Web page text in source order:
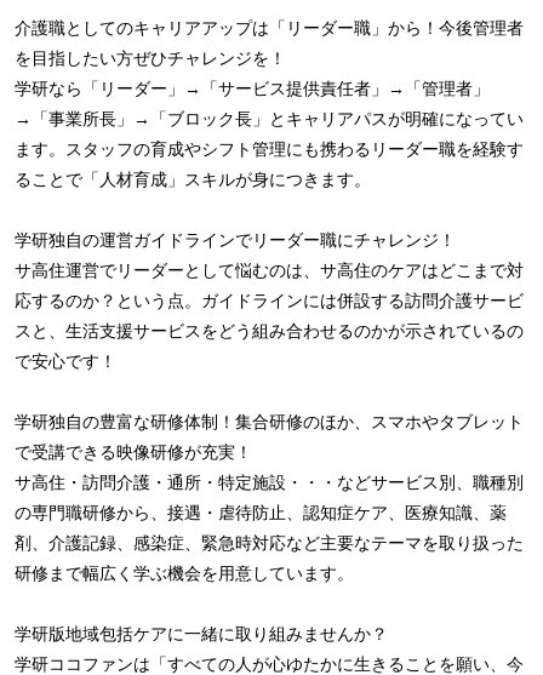
介護職としてのキャリアアップは「リーダー職」から！今後管理者
を目指したい方ぜひチャレンジを！
学研なら「リーダー」→「サービス提供責任者」→「管理者」
→「事業所長」→「ブロック長」とキャリアパスが明確になってい
ます。スタッフの育成やシフト管理にも携わるリーダー職を経験す
ることで「人材育成」スキルが身につきます。
学研独自の運営ガイドラインでリーダー職にチャレンジ！
サ高住運営でリーダーとして悩むのは、サ高住のケアはどこまで対
応するのか？という点。ガイドラインには併設する訪問介護サービ
スと、生活支援サービスをどう組み合わせるのかが示されているの
で安心です！
学研独自の豊富な研修体制！集合研修のほか、スマホやタブレット
で受講できる映像研修が充実！
サ高住・訪問介護・通所・特定施設・・・などサービス別、職種別
の専門職研修から、接遇・虐待防止、認知症ケア、医療知識、薬
剤、介護記録、感染症、緊急時対応など主要なテーマを取り扱った
研修まで幅広く学ぶ機会を用意しています。
学研版地域包括ケアに一緒に取り組みませんか？
学研ココファンは「すべての人が心ゆたかに生きることを願い、今